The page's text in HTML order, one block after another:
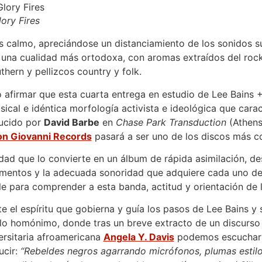
Fires
calmo, apreciándose un distanciamiento de los sonidos
cualidad más ortodoxa, con aromas extraídos del
y pellizcos country y folk.
que esta cuarta entrega en estudio de Lee Bains
e idéntica morfología activista e ideológica que
por David Barbe en Chase Park Transduction
Giovanni Recordspasará a ser uno de los discos más
que lo convierte en un álbum de rápida asimilación,
y la adecuada sonoridad que adquiere cada uno
para comprender a esta banda, actitud y orientación de
el espíritu que gobierna y guía los pasos de Lee Bains y
homónimo, donde tras un breve extracto de un
afroamericana Angela Y. Davispodemos
“Rebeldes negros agarrando micrófonos, plumas